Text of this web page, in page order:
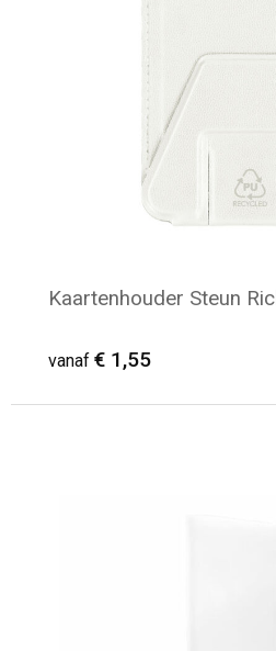
Kaartenhouder Steun
vanaf € 1,55